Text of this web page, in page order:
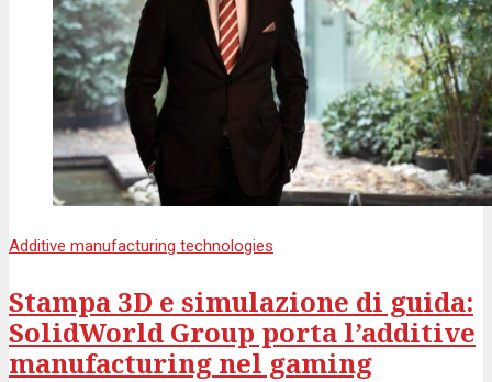
Additive manufacturing technologies
Stampa 3D e simulazione di guida:
SolidWorld Group porta l’additive
manufacturing nel gaming